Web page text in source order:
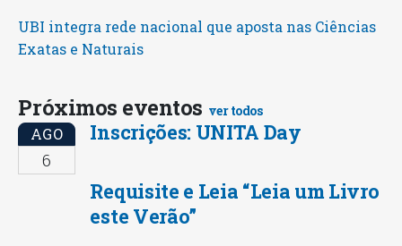
UBI integra rede nacional que aposta nas Ciências
Exatas e Naturais
Próximos eventos ver todos
AGO
6
Inscrições: UNITA Day
Requisite e Leia “Leia um Livro
este Verão”